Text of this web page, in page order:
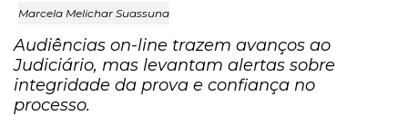
Marcela Melichar Suassuna
Audiências on-line trazem avanços ao
Judiciário, mas levantam alertas sobre
integridade da prova e confiança no
processo.